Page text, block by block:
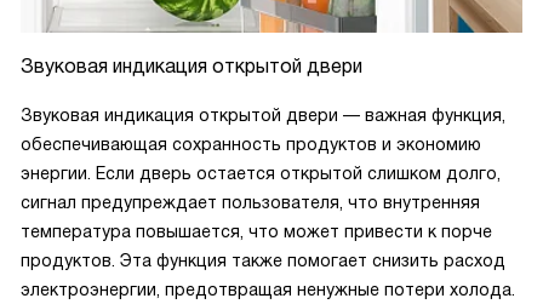
Звуковая индикация открытой двери
Звуковая индикация открытой двери — важная функция,
обеспечивающая сохранность продуктов и экономию
энергии. Если дверь остается открытой слишком долго,
сигнал предупреждает пользователя, что внутренняя
температура повышается, что может привести к порче
продуктов. Эта функция также помогает снизить расход
электроэнергии, предотвращая ненужные потери холода.